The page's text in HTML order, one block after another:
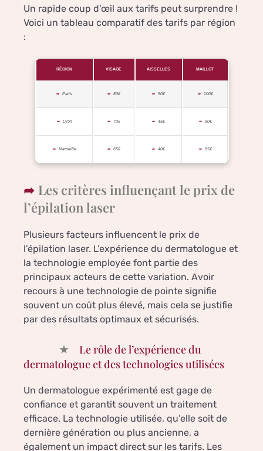
Un rapide coup d’œil aux tarifs peut surprendre !
Voici un tableau comparatif des tarifs par région
:
RÉGION VISAGE AISSELLES MAILLOT
Paris 80€ 50€ 100€
Lyon 70€ 45€ 90€
Marseille 65€ 40€ 85€
Les critères influençant le prix de
l’épilation laser
Plusieurs facteurs influencent le prix de
l’épilation laser. L’expérience du dermatologue et
la technologie employée font partie des
principaux acteurs de cette variation. Avoir
recours à une technologie de pointe signifie
souvent un coût plus élevé, mais cela se justifie
par des résultats optimaux et sécurisés.
Le rôle de l’expérience du
dermatologue et des technologies utilisées
Un dermatologue expérimenté est gage de
confiance et garantit souvent un traitement
efficace. La technologie utilisée, qu’elle soit de
dernière génération ou plus ancienne, a
également un impact direct sur les tarifs. Les